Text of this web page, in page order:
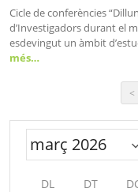
Cicle de conferències
d’Investigadors durant el
esdevingut un àmbit
més…
<
DL DT